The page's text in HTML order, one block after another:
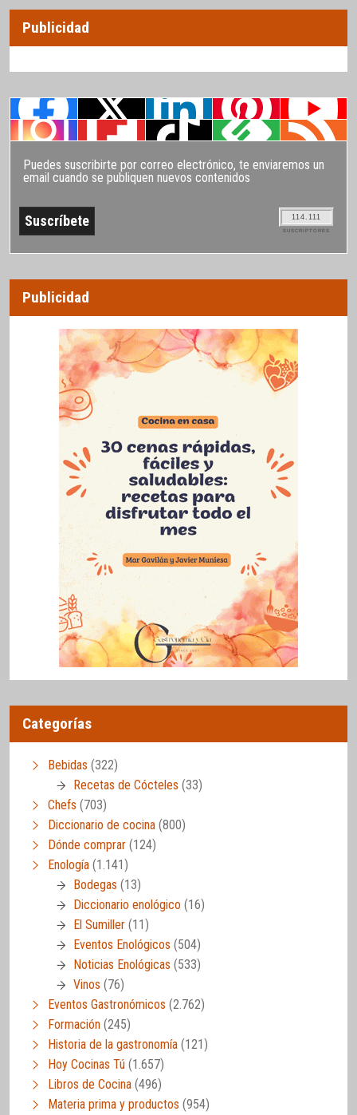
Publicidad
Puedes suscribirte por correo electrónico, te enviaremos un
email cuando se publiquen nuevos contenidos
114.111
SUSCRIPTORES
Publicidad
Categorías
Bebidas (322)
Recetas de Cócteles (33)
Chefs (703)
Diccionario de cocina (800)
Dónde comprar (124)
Enología (1.141)
Bodegas (13)
Diccionario enológico (16)
El Sumiller (11)
Eventos Enológicos (504)
Noticias Enológicas (533)
Vinos (76)
Eventos Gastronómicos (2.762)
Formación (245)
Historia de la gastronomía (121)
Hoy Cocinas Tú (1.657)
Libros de Cocina (496)
Materia prima y productos (954)